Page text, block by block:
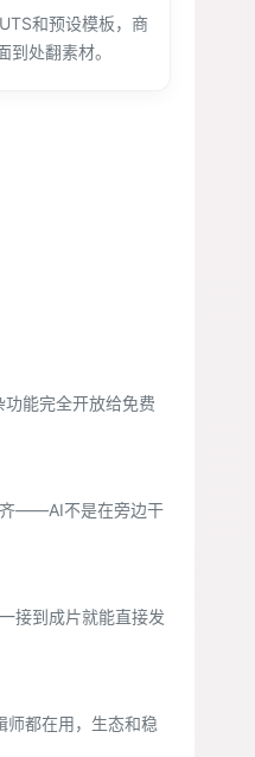
和预设模板，商
到处翻素材。
能完全开放给免费
齐——AI不是在旁边干
接到成片就能直接发
都在用，生态和稳